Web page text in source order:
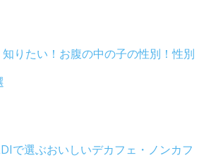
りたい！お腹の中の子の性別！性別
で選ぶおいしいデカフェ・ノンカフ